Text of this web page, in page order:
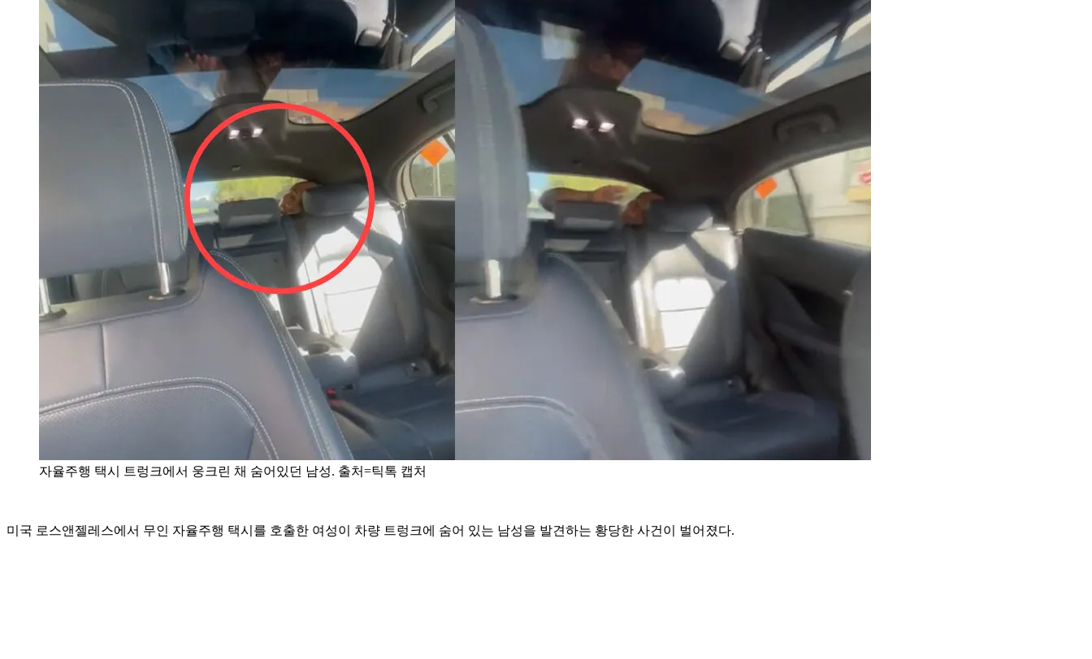
자율주행 택시 트렁크에서 웅크린 채 숨어있던 남성. 출처=틱톡 캡처
미국 로스앤젤레스에서 무인 자율주행 택시를 호출한 여성이 차량 트렁크에 숨어 있는 남성을 발견하는 황당한 사건이 벌어졌다.